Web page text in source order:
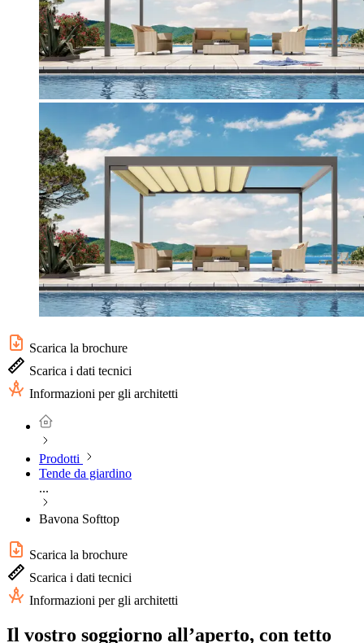
Scarica la brochure
Scarica i dati tecnici
Informazioni per gli architetti
Prodotti
Tende da giardino
...
Bavona Softtop
Scarica la brochure
Scarica i dati tecnici
Informazioni per gli architetti
Il vostro soggiorno all’aperto, con tetto